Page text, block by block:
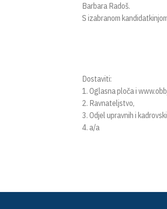
Barbara Radoš.
S izabranom
Dostaviti:
1. Oglasna ploča i
2. Ravnateljstvo,
3. Odjel upravnih i
4. a/a